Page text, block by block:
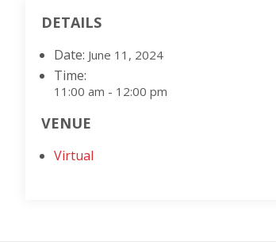
DETAILS
Date: June 11, 2024
Time:
11:00 am - 12:00 pm
VENUE
Virtual